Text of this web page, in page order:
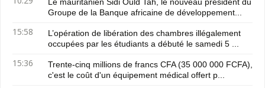
Le mauritanien Sidi Ould Tah, le nouveau président du
Groupe de la Banque africaine de développement...
15:58
L’opération de libération des chambres illégalement
occupées par les étudiants a débuté le samedi 5 ...
15:36
Trente-cinq millions de francs CFA (35 000 000 FCFA),
c'est le coût d'un équipement médical offert p...